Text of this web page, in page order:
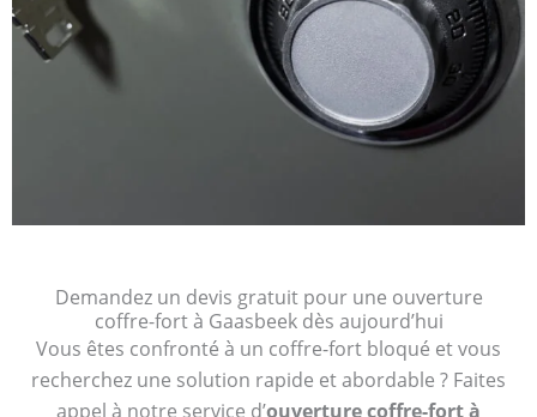
Demandez un devis gratuit pour une ouverture
coffre-fort à Gaasbeek dès aujourd’hui
Vous êtes confronté à un coffre-fort bloqué et vous
recherchez une solution rapide et abordable ? Faites
appel à notre service d’ouverture coffre-fort à